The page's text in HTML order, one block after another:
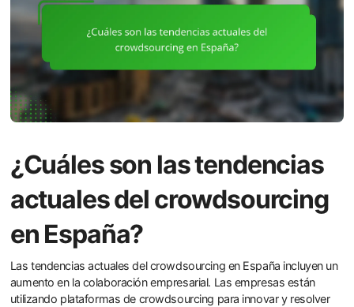
¿Cuáles son las tendencias
actuales del crowdsourcing
en España?
Las tendencias actuales del crowdsourcing en España incluyen un
aumento en la colaboración empresarial. Las empresas están
utilizando plataformas de crowdsourcing para innovar y resolver